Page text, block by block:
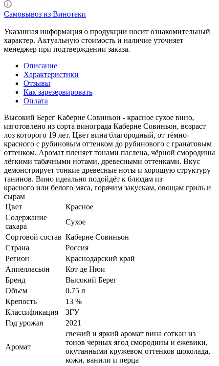
Самовывоз из Винотеки
Указанная информация о продукции носит ознакомительный
характер. Актуальную стоимость и наличие уточняет
менеджер при подтверждении заказа.
Описание
Характеристики
Отзывы
Как зарезервировать
Оплата
Высокий Берег Каберне Совиньон - красное сухое вино,
изготовлено из сорта винограда Каберне Совиньон, возраст
лоз которого 19 лет. Цвет вина благородный, от тёмно-
красного с рубиновым оттенком до рубинового с гранатовым
оттенком. Аромат пленяет тонами паслена, чёрной смородины
лёгкими табачными нотами, древесными оттенками. Вкус
демонстрирует тонкие древесные ноты и хорошую структуру
танинов. Вино идеально подойдёт к блюдам из
красного или белого мяса, горячим закускам, овощам гриль и
сырам
Цвет
Красное
Содержание
сахара
Сухое
Сортовой состав Каберне Совиньон
Страна
Россия
Регион
Краснодарский край
Аппелласьон
Кот де Нюи
Бренд
Высокий Берег
Объем
0.75 л
Крепость
13 %
Классификация
ЗГУ
Год урожая
2021
Аромат
свежий и яркий аромат вина соткан из
тонов черных ягод смородины и ежевики,
окутанными кружевом оттенков шоколада,
кожи, ванили и перца